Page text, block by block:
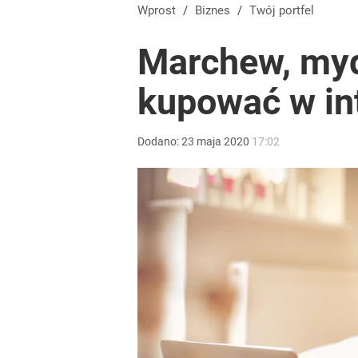
Tego sondażu premier nie może zlekceważyć.
Kontrole studni przyspieszają. Za pobór wody
Tajemnica paragonów grozy. Tak restauratorzy
Wprost / Biznes / Twój portfel
Marchew,
kupować w
Dodano:23 maja 2020 17:02